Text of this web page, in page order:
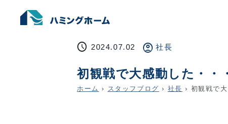
schedule 2024.07.02 account_circle 社長
初観戦で大感動した・・
ホーム › スタッフブログ › 社長 › 初観戦で